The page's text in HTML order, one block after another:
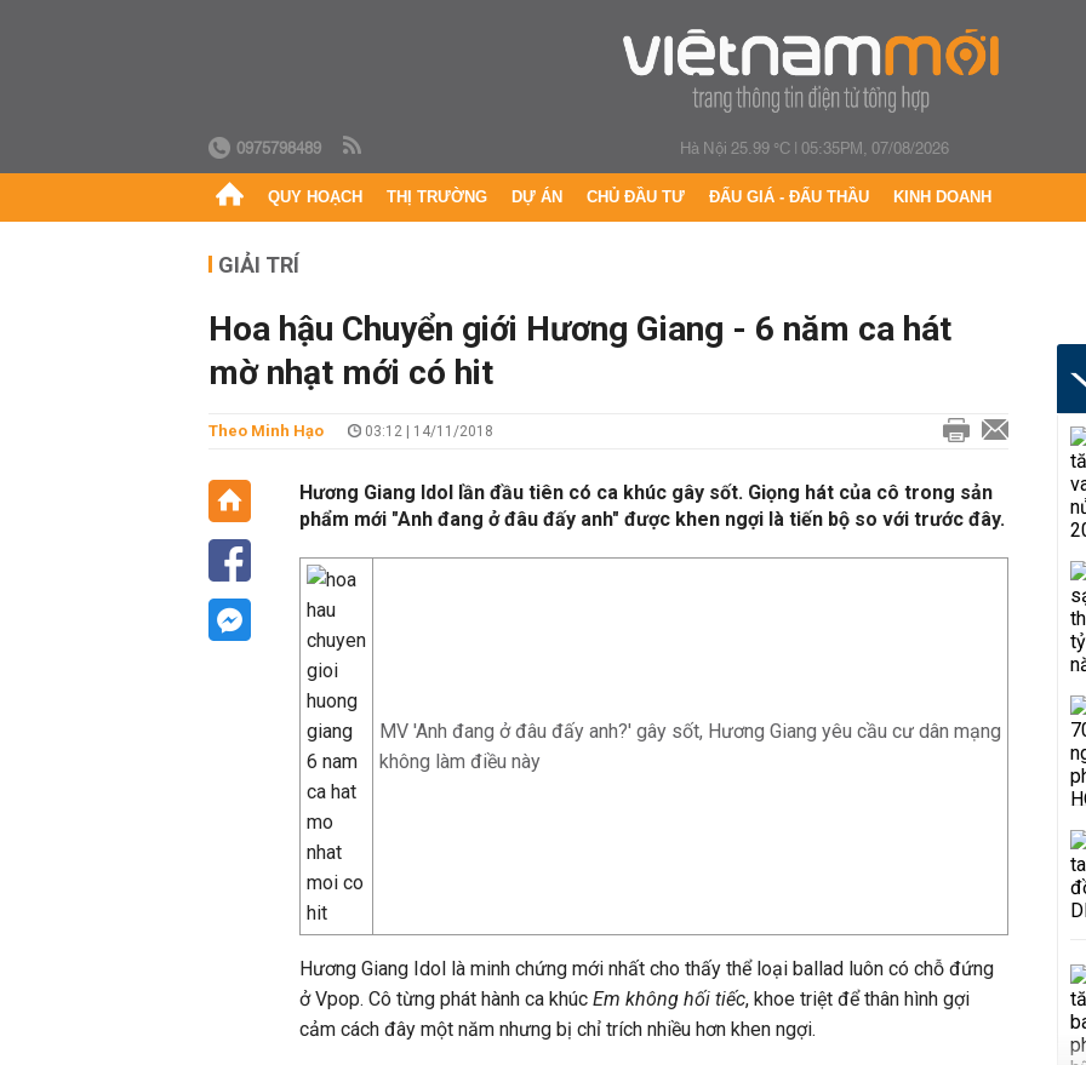
0975798489 Hà Nội 25.99 °C|05:35PM, 07/08/2026
QUY HOẠCH THỊ TRƯỜNG DỰ ÁN CHỦ ĐẦU TƯ ĐẤU GIÁ - ĐẤU THẦU KINH DOANH
GIẢI TRÍ
Hoa hậu Chuyển giới Hương Giang - 6 năm ca hát
mờ nhạt mới có hit
Theo Minh Hạo 03:12 | 14/11/2018
Hương Giang Idol lần đầu tiên có ca khúc gây sốt. Giọng hát của cô trong sản
phẩm mới "Anh đang ở đâu đấy anh" được khen ngợi là tiến bộ so với trước đây.
MV 'Anh đang ở đâu đấy anh?' gây sốt, Hương Giang yêu cầu cư dân mạng
không làm điều này
Hương Giang Idol là minh chứng mới nhất cho thấy thể loại ballad luôn có chỗ đứng
ở Vpop. Cô từng phát hành ca khúc Em không hối tiếc, khoe triệt để thân hình gợi
cảm cách đây một năm nhưng bị chỉ trích nhiều hơn khen ngợi.